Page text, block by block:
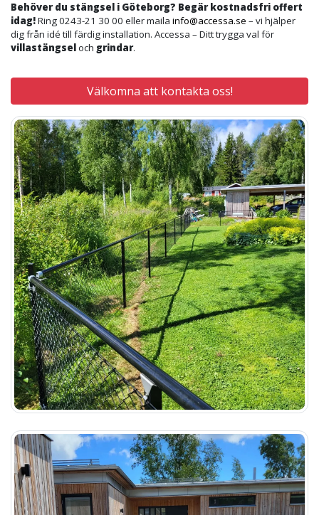
Behöver du stängsel i Göteborg? Begär kostnadsfri offert
idag!Ring 0243-21 30 00 eller maila info@accessa.se – vi hjälper
dig från idé till färdig installation. Accessa – Ditt trygga val för
villastängseloch grindar.
Välkomna att kontakta oss!